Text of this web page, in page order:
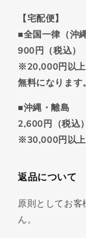
【宅配便】
■全国一律（沖
900円（税込）
※20,000円以上
無料になります。
■沖縄・離島
2,600円（税込）
※30,000円以上
返品について
原則としてお
ん。